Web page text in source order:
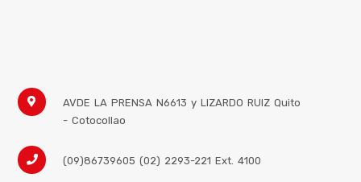
AVDE LA PRENSA N6613 y LIZARDO RUIZ Quito
- Cotocollao
(09)86739605 (02) 2293-221 Ext. 4100